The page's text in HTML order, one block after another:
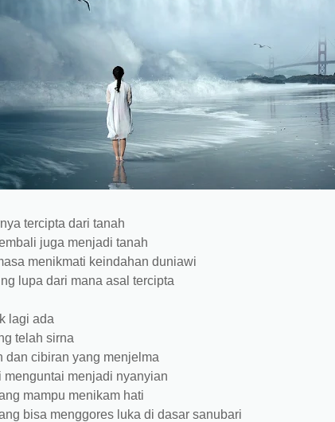
tercipta dari tanah
juga menjadi tanah
menikmati keindahan duniawi
lupa dari mana asal tercipta
lagi ada
telah sirna
dan cibiran yang menjelma
menguntai menjadi nyanyian
mampu menikam hati
bisa menggores luka di dasar sanubari